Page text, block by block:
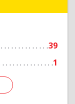
39
1